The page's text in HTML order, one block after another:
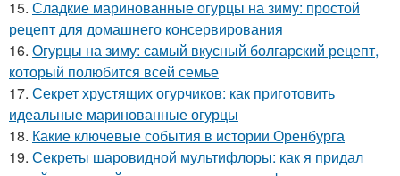
15. Сладкие маринованные огурцы на зиму: простой
рецепт для домашнего консервирования
16. Огурцы на зиму: самый вкусный болгарский рецепт,
который полюбится всей семье
17. Секрет хрустящих огурчиков: как приготовить
идеальные маринованные огурцы
18. Какие ключевые события в истории Оренбурга
19. Секреты шаровидной мультифлоры: как я придал